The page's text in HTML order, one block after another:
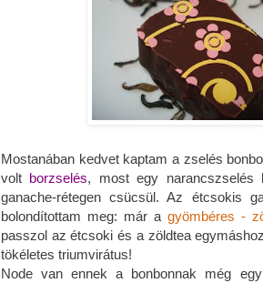
Mostanában kedvet kaptam a zselés
volt borzselés, most egy narancszselés
ganache-rétegen csücsül. Az étcsokis
bolondítottam meg: már a gyömbéres -
passzol az étcsoki és a zöldtea
tökéletes triumvirátus!
Node van ennek a bonbonnak még